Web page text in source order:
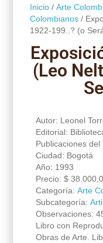
Inicio/ Arte
Colombianos/
1922-199..? (o
(Leo
Autor: Leonel
Editorial:
Publicaciones
Ciudad: Bogotá
Año: 1993
Precio: $
Categoría: Arte
Subcategoría:
Observaciones:
Libro con
Obras de Arte.